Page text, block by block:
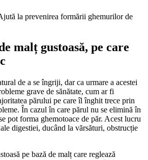
la prevenirea formării ghemurilor de
malț gustoasă, pe care
de a se îngriji, dar ca urmare a acestei
grave de sănătate, cum ar fi
părului pe care îl înghit trece prin
În cazul în care părul nu se elimină în
pot forma ghemotoace de păr. Acest lucru
digestiei, ducând la vărsături, obstrucție
pe bază de malț care reglează